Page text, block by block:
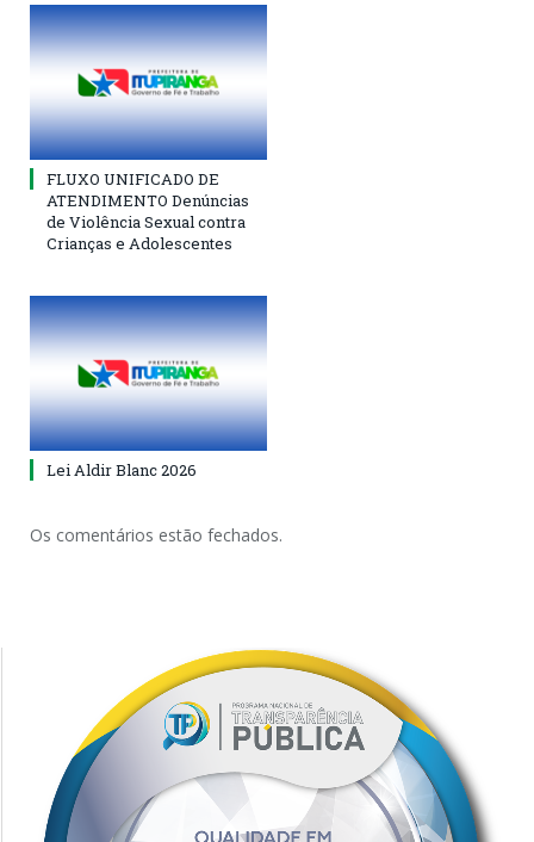
FLUXO UNIFICADO DE
ATENDIMENTO Denúncias
de Violência Sexual contra
Crianças e Adolescentes
Lei Aldir Blanc 2026
Os comentários estão fechados.